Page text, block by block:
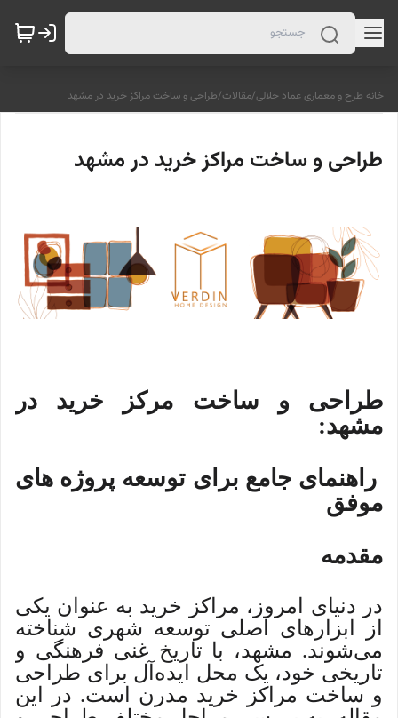
خانه طرح و معماری عماد جلالی/مقالات/طراحی و ساخت مراکز خرید در مشهد
طراحی و ساخت مراکز خرید در مشهد
طراحی و ساخت مرکز خرید در
مشهد:
راهنمای جامع برای توسعه پروژه های
موفق
مقدمه
در دنیای امروز، مراکز خرید به عنوان یکی
از ابزارهای اصلی توسعه شهری شناخته
می‌شوند. مشهد، با تاریخ غنی فرهنگی و
تاریخی خود، یک محل ایده‌آل برای طراحی
و ساخت مراکز خرید مدرن است. در این